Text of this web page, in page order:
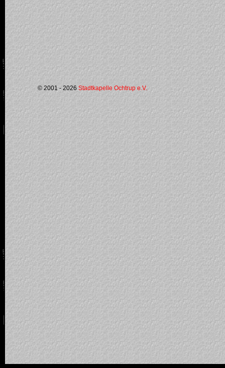
© 2001 - 2026 Stadtkapelle Ochtrup e.V.